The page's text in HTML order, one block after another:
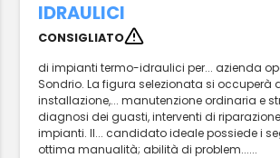
IDRAULICI
CONSIGLIATO
di impianti termo-idraulici per... azienda
Sondrio. La figura selezionata si occuperà
installazione,... manutenzione ordinaria e
diagnosi dei guasti, interventi di
impianti. Il... candidato ideale possiede i
ottima manualità; abilità di problem......